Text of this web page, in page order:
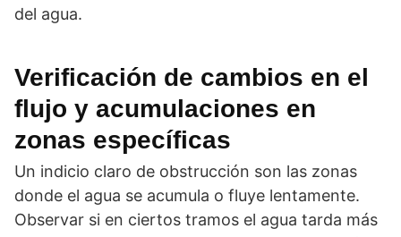
del agua.
Verificación de cambios en el
flujo y acumulaciones en
zonas específicas
Un indicio claro de obstrucción son las zonas
donde el agua se acumula o fluye lentamente.
Observar si en ciertos tramos el agua tarda más